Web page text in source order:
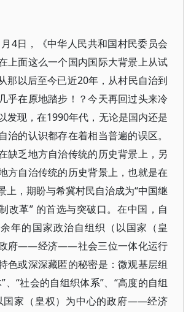
4日，《中华人民共和国村民委员会
上面这么一个国内国际大背景上从试
那以后至今已近20年，从村民自治到
乎在原地踏步！？今天再回过头来冷
发现，在1990年代，无论是国内还是
治的认识都存在着相当普遍的误区。
缺乏地方自治传统的历史背景上，另
方自治传统的历史背景上，也就是在
上，期盼与希冀村民自治成为“中国继
改革” 的首选与突破口。在中国，自
年的国家政治自组织（以国家（皇
府——经济——社会三位一体化运行
色或深深藏匿的秘密是：微观基层组
、“社会的自组织体系”、“高度的自组
国家（皇权）为中心的政府——经济